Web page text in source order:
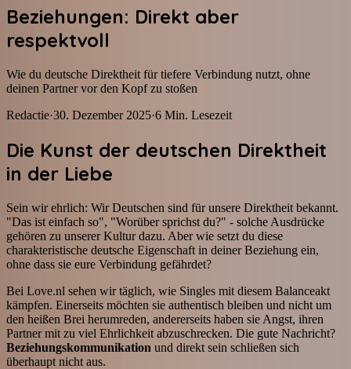
Beziehungen: Direkt aber
respektvoll
Wie du deutsche Direktheit für tiefere Verbindung nutzt, ohne
deinen Partner vor den Kopf zu stoßen
Redactie·30. Dezember 2025·6 Min. Lesezeit
Die Kunst der deutschen Direktheit
in der Liebe
Sein wir ehrlich: Wir Deutschen sind für unsere Direktheit bekannt.
"Das ist einfach so", "Worüber sprichst du?" - solche Ausdrücke
gehören zu unserer Kultur dazu. Aber wie setzt du diese
charakteristische deutsche Eigenschaft in deiner Beziehung ein,
ohne dass sie eure Verbindung gefährdet?
Bei Love.nl sehen wir täglich, wie Singles mit diesem Balanceakt
kämpfen. Einerseits möchten sie authentisch bleiben und nicht um
den heißen Brei herumreden, andererseits haben sie Angst, ihren
Partner mit zu viel Ehrlichkeit abzuschrecken. Die gute Nachricht?
Beziehungskommunikation und direkt sein schließen sich
überhaupt nicht aus.